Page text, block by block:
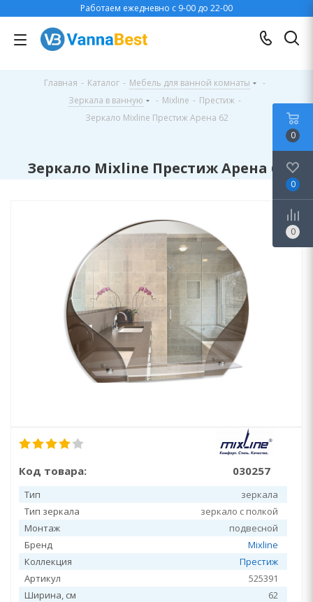
Работаем ежедневно с 9-00 до 22-00
Главная - Каталог - Мебель для ванной комнаты
-
Зеркала в ванную
- Mixline - Престиж -
Зеркало Mixline Престиж Арена 62
Зеркало Mixline Престиж Арена 62
Код товара: 030257
Тип
зеркала
Тип зеркала
зеркало с полкой
Монтаж
подвесной
Бренд
Mixline
Коллекция
Престиж
Артикул
525391
Ширина, см
62
0
0
0